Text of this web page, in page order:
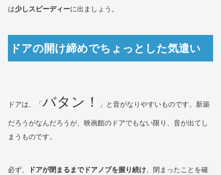
は少しスピーディーに出ましょう。
ドアの開け締めでちょっとした気遣い
ドアは、「バタン！ 」と音がなりやすいものです。新築
だろうがなんだろうが、映画館のドアでもない限り、音が出てし
まうものです。
必ず、 ドアが閉まるまでドアノブを握り続け、閉まったことを確